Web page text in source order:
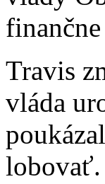
Travis
vláda
lobovať.